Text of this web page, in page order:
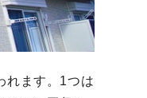
れます。1つは